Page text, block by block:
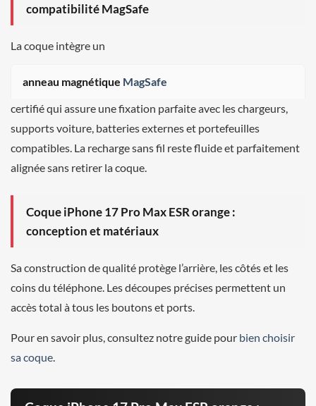
compatibilité MagSafe
La coque intègre un
anneau magnétique MagSafe
certifié qui assure une fixation parfaite avec les chargeurs,
supports voiture, batteries externes et portefeuilles
compatibles. La recharge sans fil reste fluide et parfaitement
alignée sans retirer la coque.
Coque iPhone 17 Pro Max ESR orange :
conception et matériaux
Sa construction de qualité protège l’arrière, les côtés et les
coins du téléphone. Les découpes précises permettent un
accès total à tous les boutons et ports.
Pour en savoir plus, consultez notre guide pour bien choisir
sa coque